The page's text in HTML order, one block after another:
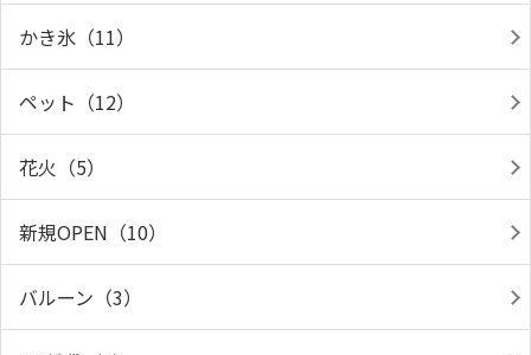
かき氷（11）
ペット（12）
花火（5）
新規OPEN（10）
バルーン（3）